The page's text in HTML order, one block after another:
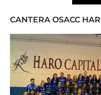
CANTERA OSACC